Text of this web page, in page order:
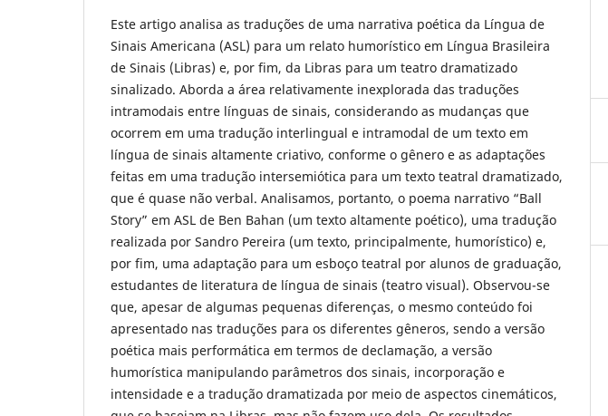
Este artigo analisa as traduções de uma narrativa poética da Língua de
Sinais Americana (ASL) para um relato humorístico em Língua Brasileira
de Sinais (Libras) e, por fim, da Libras para um teatro dramatizado
sinalizado. Aborda a área relativamente inexplorada das traduções
intramodais entre línguas de sinais, considerando as mudanças que
ocorrem em uma tradução interlingual e intramodal de um texto em
língua de sinais altamente criativo, conforme o gênero e as adaptações
feitas em uma tradução intersemiótica para um texto teatral dramatizado,
que é quase não verbal. Analisamos, portanto, o poema narrativo “Ball
Story” em ASL de Ben Bahan (um texto altamente poético), uma tradução
realizada por Sandro Pereira (um texto, principalmente, humorístico) e,
por fim, uma adaptação para um esboço teatral por alunos de graduação,
estudantes de literatura de língua de sinais (teatro visual). Observou-se
que, apesar de algumas pequenas diferenças, o mesmo conteúdo foi
apresentado nas traduções para os diferentes gêneros, sendo a versão
poética mais performática em termos de declamação, a versão
humorística manipulando parâmetros dos sinais, incorporação e
intensidade e a tradução dramatizada por meio de aspectos cinemáticos,